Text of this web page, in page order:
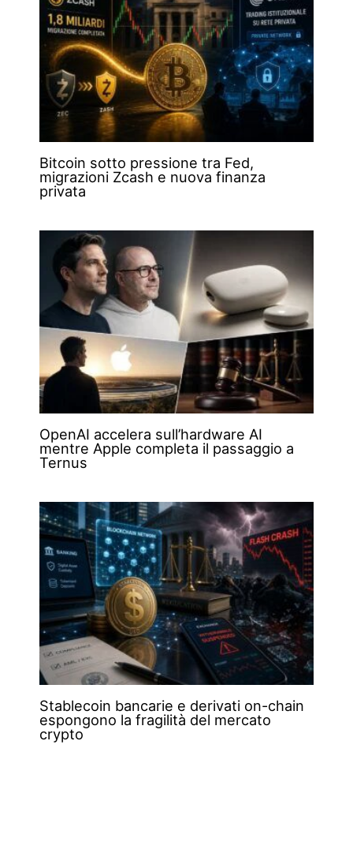
Bitcoin sotto pressione tra Fed,
migrazioni Zcash e nuova finanza
privata
OpenAI accelera sull’hardware AI
mentre Apple completa il passaggio a
Ternus
Stablecoin bancarie e derivati on-chain
espongono la fragilità del mercato
crypto